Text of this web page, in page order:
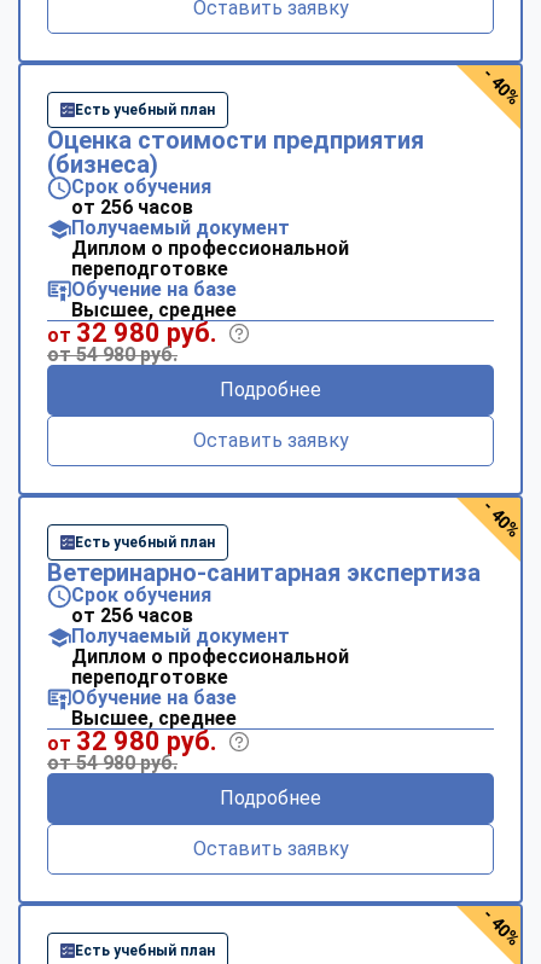
Оставить заявку
Есть учебный план
Оценка стоимости предприятия
(бизнеса)
Срок обучения
от 256 часов
Получаемый документ
Диплом о профессиональной
переподготовке
Обучение на базе
Высшее, среднее
от 32 980 руб.
от 54 980 руб.
Подробнее
Оставить заявку
- 40%
Есть учебный план
Ветеринарно-санитарная экспертиза
Срок обучения
от 256 часов
Получаемый документ
Диплом о профессиональной
переподготовке
Обучение на базе
Высшее, среднее
от 32 980 руб.
от 54 980 руб.
Подробнее
Оставить заявку
- 40%
Есть учебный план
- 40%